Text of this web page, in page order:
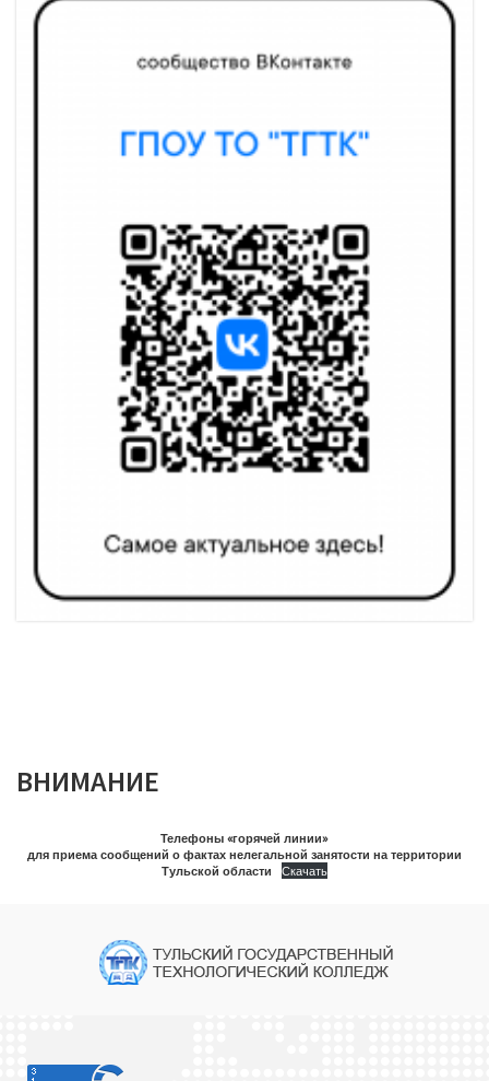
ВНИМАНИЕ
Телефоны «горячей линии»
для приема сообщений о фактах нелегальной занятости на территории
Тульской области
Скачать